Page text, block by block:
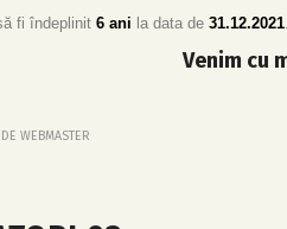
fi îndeplinit 6 ani la data de 31.12.2021.
Venim cu
DE WEBMASTER